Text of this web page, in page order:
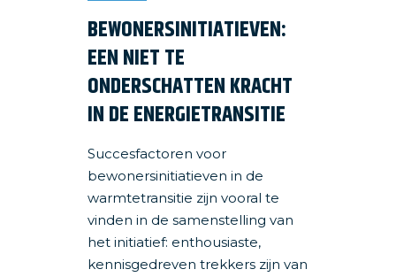
BEWONERSINITIATIEVEN:
EEN NIET TE
ONDERSCHATTEN KRACHT
IN DE ENERGIETRANSITIE
Succesfactoren voor
bewonersinitiatieven in de
warmtetransitie zijn vooral te
vinden in de samenstelling van
het initiatief: enthousiaste,
kennisgedreven trekkers zijn van